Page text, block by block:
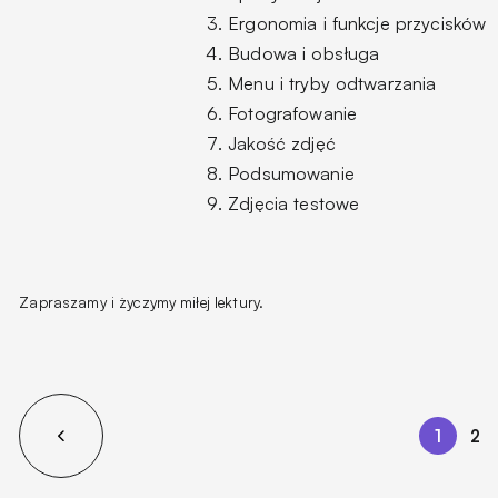
Ergonomia i funkcje przycisków
Budowa i obsługa
Menu i tryby odtwarzania
Fotografowanie
Jakość zdjęć
Podsumowanie
Zdjęcia testowe
Zapraszamy i życzymy miłej lektury.
1 2